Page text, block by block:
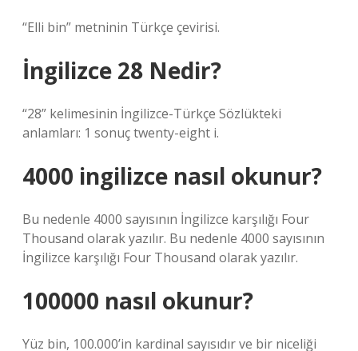
“Elli bin” metninin Türkçe çevirisi.
İngilizce 28 Nedir?
“28” kelimesinin İngilizce-Türkçe Sözlükteki
anlamları: 1 sonuç twenty-eight i.
4000 ingilizce nasıl okunur?
Bu nedenle 4000 sayısının İngilizce karşılığı Four
Thousand olarak yazılır. Bu nedenle 4000 sayısının
İngilizce karşılığı Four Thousand olarak yazılır.
100000 nasıl okunur?
Yüz bin, 100.000’in kardinal sayısıdır ve bir niceliği